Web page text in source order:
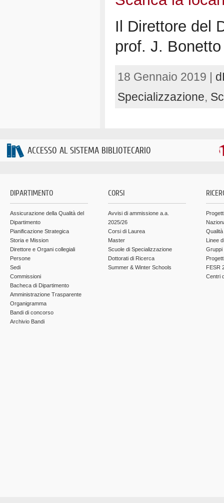
Il Direttore del
prof. J. Bonetto
18 Gennaio 2019 |
Specializzazione,
ACCESSO AL SISTEMA BIBLIOTECARIO
DIPARTIMENTO
Assicurazione della Qualità del
Dipartimento
Pianificazione Strategica
Storia e Mission
Direttore e Organi collegiali
Persone
Sedi
Commissioni
Bacheca di Dipartimento
Amministrazione Trasparente
Organigramma
Bandi di concorso
Archivio Bandi
CORSI
Avvisi di ammissione a.a.
2025/26
Corsi di Laurea
Master
Scuole di Specializzazione
Dottorati di Ricerca
Summer & Winter Schools
Linee
Gruppi
FESR
Centri